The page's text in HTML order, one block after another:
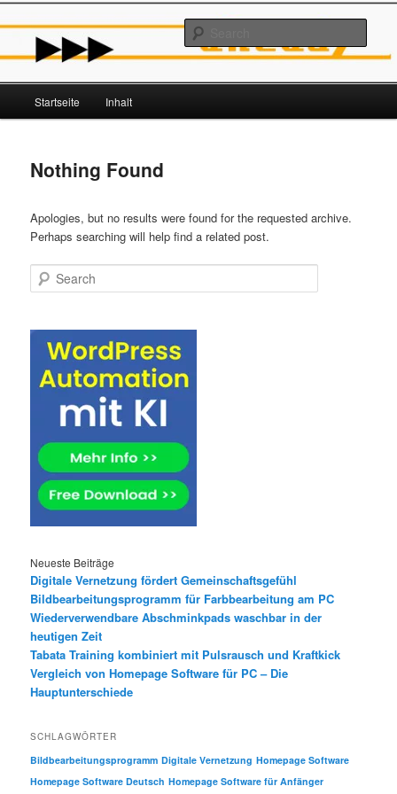
Skip
to
content
Skip
to
secondary
contentaheadz.de
Startseite Inhalt
Nothing Found
Apologies, but no results were found for the requested archive.
Perhaps searching will help find a related post.
Search
Neueste Beiträge
Digitale Vernetzung fördert Gemeinschaftsgefühl
Bildbearbeitungsprogramm für Farbbearbeitung am PC
Wiederverwendbare Abschminkpads waschbar in der
heutigen Zeit
Tabata Training kombiniert mit Pulsrausch und Kraftkick
Vergleich von Homepage Software für PC – Die
Hauptunterschiede
SCHLAGWÖRTER
Bildbearbeitungsprogramm Digitale Vernetzung Homepage Software
Homepage Software Deutsch Homepage Software für Anfänger